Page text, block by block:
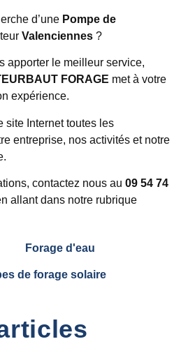
d’une Pompe de
Valenciennes ?
apporter le meilleur service,
FORAGE met à votre
expérience.
site Internet toutes les
entreprise, nos activités et notre
contactez nous au 09 54 74
allant dans notre rubrique
Forage d'eau
de forage solaire